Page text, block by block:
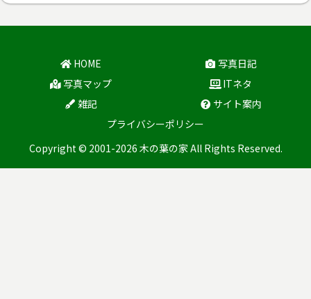
HOME
写真日記
写真マップ
ITネタ
雑記
サイト案内
プライバシーポリシー
Copyright © 2001-2026 木の葉の家 All Rights Reserved.